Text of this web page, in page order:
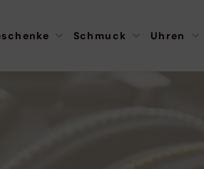
Schmuck Uhren